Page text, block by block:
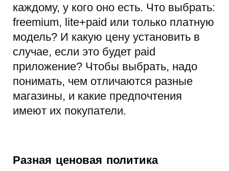
каждому, у кого оно есть. Что выбрать:
freemium, lite+paid или только платную
модель? И какую цену установить в
случае, если это будет paid
приложение? Чтобы выбрать, надо
понимать, чем отличаются разные
магазины, и какие предпочтения
имеют их покупатели.
Разная ценовая политика